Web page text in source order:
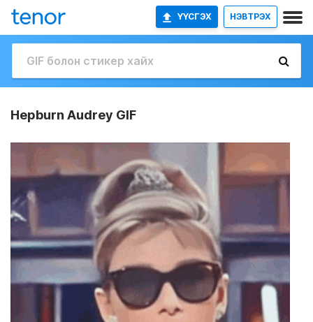
ҮҮСГЭХ НЭВТРЭХ
Hepburn Audrey GIF